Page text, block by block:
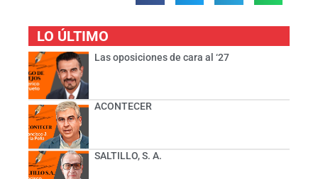
LO ÚLTIMO
Las oposiciones de cara al ‘27
ACONTECER
SALTILLO, S. A.